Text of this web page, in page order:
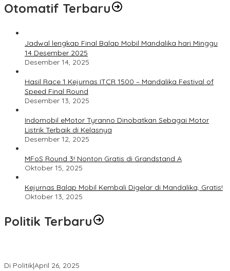
Otomatif Terbaru
Jadwal lengkap Final Balap Mobil Mandalika hari Minggu
14 Desember 2025
Desember 14, 2025
Hasil Race 1 Kejurnas ITCR 1500 – Mandalika Festival of
Speed Final Round
Desember 13, 2025
Indomobil eMotor Tyranno Dinobatkan Sebagai Motor
Listrik Terbaik di Kelasnya
Desember 12, 2025
MFoS Round 3! Nonton Gratis di Grandstand A
Oktober 15, 2025
Kejurnas Balap Mobil Kembali Digelar di Mandalika, Gratis!
Oktober 13, 2025
Politik Terbaru
Di Politik|April 26, 2025